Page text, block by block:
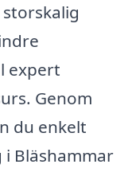
expert
Genom
du enkelt
Bläshammar